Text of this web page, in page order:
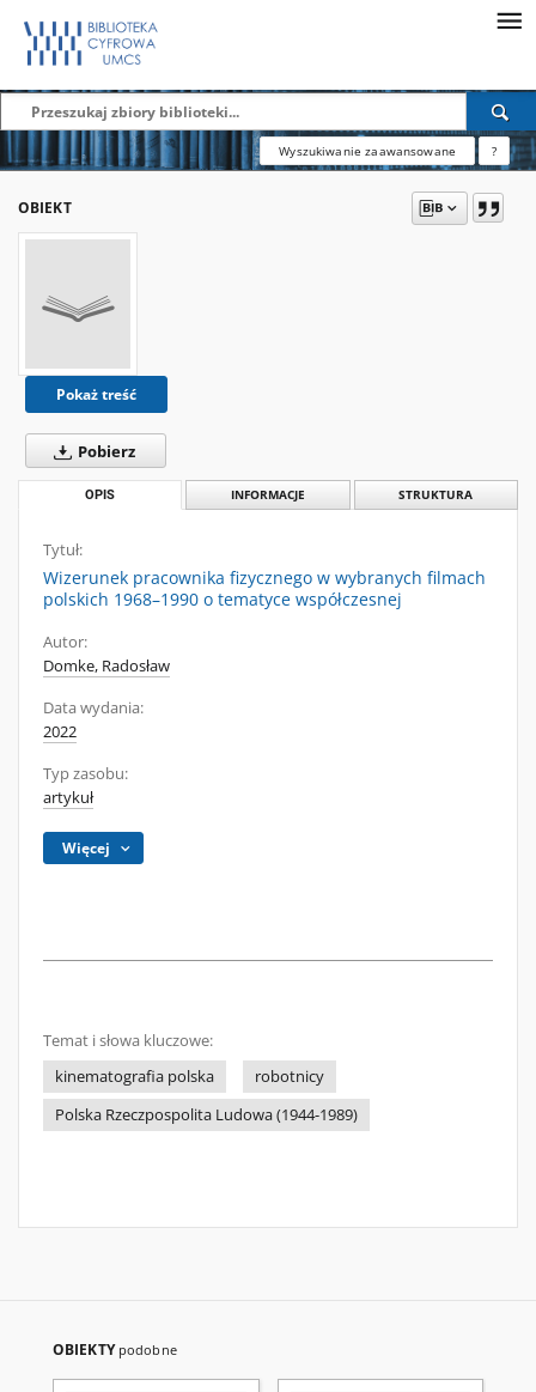
Wyszukiwanie zaawansowane ?
OBIEKT
Pokaż treść
Pobierz
OPIS INFORMACJE STRUKTURA
Tytuł:
Wizerunek pracownika fizycznego w wybranych filmach
polskich 1968–1990 o tematyce współczesnej
Autor:
Domke, Radosław
Data wydania:
2022
Typ zasobu:
artykuł
Więcej
Temat i słowa kluczowe:
kinematografia polska
robotnicy
Polska Rzeczpospolita Ludowa (1944-1989)
OBIEKTY podobne